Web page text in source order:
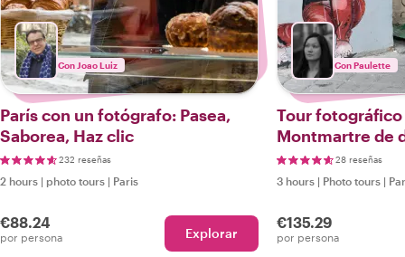
Con Joao Luiz
París con un fotógrafo: Pasea,
Saborea, Haz clic
232 reseñas
2 hours | photo tours | Paris
€88.24
por persona Explorar
Con Paulette
Tour
Montmartre de
28 reseñas
3 hours | Photo tours |
€135.29
por persona